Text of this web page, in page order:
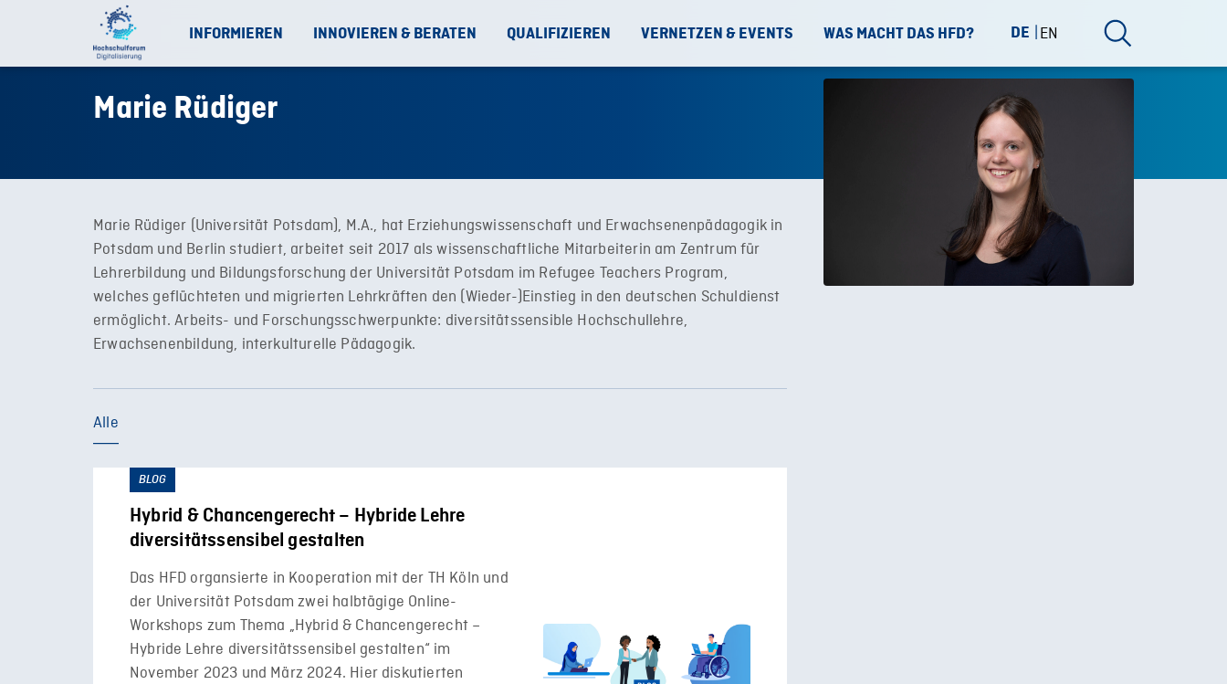
INFORMIEREN INNOVIEREN & BERATEN QUALIFIZIEREN VERNETZEN & EVENTS WAS MACHT DAS HFD? DE EN
Marie Rüdiger
Marie Rüdiger (Universität Potsdam), M.A., hat Erziehungswissenschaft und Erwachsenenpädagogik in
Potsdam und Berlin studiert, arbeitet seit 2017 als wissenschaftliche Mitarbeiterin am Zentrum für
Lehrerbildung und Bildungsforschung der Universität Potsdam im Refugee Teachers Program,
welches geflüchteten und migrierten Lehrkräften den (Wieder-)Einstieg in den deutschen Schuldienst
ermöglicht. Arbeits- und Forschungsschwerpunkte: diversitätssensible Hochschullehre,
Erwachsenenbildung, interkulturelle Pädagogik.
Alle
BLOG
Hybrid & Chancengerecht – Hybride Lehre
diversitätssensibel gestalten
Das HFD organsierte in Kooperation mit der TH Köln und
der Universität Potsdam zwei halbtägige Online-
Workshops zum Thema „Hybrid & Chancengerecht –
Hybride Lehre diversitätssensibel gestalten“ im
November 2023 und März 2024. Hier diskutierten